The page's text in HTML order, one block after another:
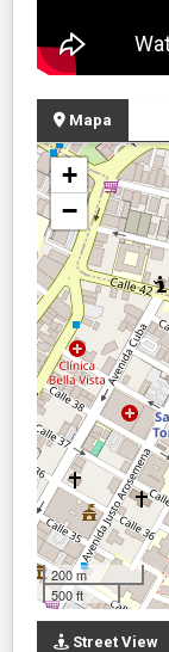
Mapa
+
−
200 m
500 ft
Street View